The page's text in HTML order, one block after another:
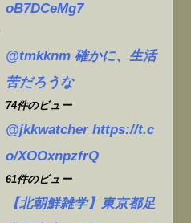
oB7DCeMg7
@tmkknm 確かに、生活
苦だろうな
74件のビュー
@jkkwatcher https://t.c
o/XOOxnpzfrQ
61件のビュー
【北朝鮮雑学】東京都足